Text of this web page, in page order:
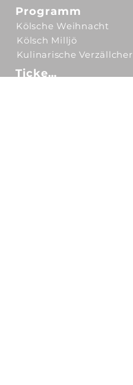
Programm
Kölsche Weihnacht
Kölsch Milljö
Kulinarische Verzällcher
Tickets